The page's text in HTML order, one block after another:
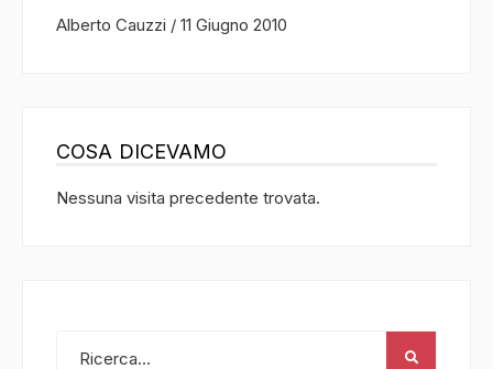
Alberto Cauzzi / 11 Giugno 2010
COSA DICEVAMO
Nessuna visita precedente trovata.